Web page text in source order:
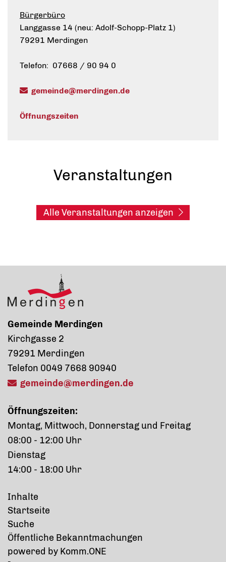
Bürgerbüro
Langgasse 14 (neu: Adolf-Schopp-Platz 1)
79291 Merdingen
Telefon: 07668 / 90 94 0
gemeinde@merdingen.de
Öffnungszeiten
Veranstaltungen
Alle Veranstaltungen anzeigen
Gemeinde Merdingen
Kirchgasse 2
79291 Merdingen
Telefon 0049 7668 90940
gemeinde@merdingen.de
Öffnungszeiten:
Montag, Mittwoch, Donnerstag und Freitag
08:00 - 12:00 Uhr
Dienstag
14:00 - 18:00 Uhr
Inhalte
Startseite
Suche
Öffentliche Bekanntmachungen
powered by Komm.ONE